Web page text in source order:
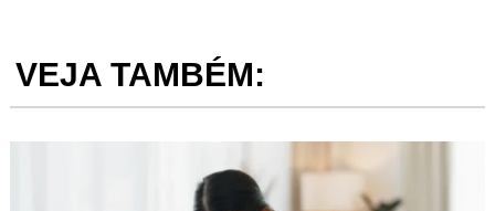
VEJA TAMBÉM: